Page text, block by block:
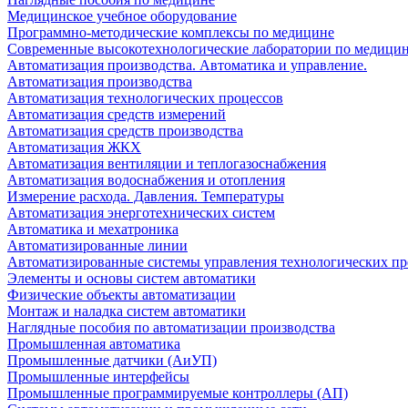
Медицинское учебное оборудование
Программно-методические комплексы по медицине
Современные высокотехнологические лаборатории по
Автоматизация производства. Автоматика и управление.
Автоматизация производства
Автоматизация технологических процессов
Автоматизация средств измерений
Автоматизация средств производства
Автоматизация ЖКХ
Автоматизация вентиляции и теплогазоснабжения
Автоматизация водоснабжения и отопления
Измерение расхода. Давления. Температуры
Автоматизация энерготехнических систем
Автоматика и мехатроника
Автоматизированные линии
Автоматизированные системы управления технологических
Элементы и основы систем автоматики
Физические объекты автоматизации
Монтаж и наладка систем автоматики
Наглядные пособия по автоматизации производства
Промышленная автоматика
Промышленные датчики (АиУП)
Промышленные интерфейсы
Промышленные программируемые контроллеры (АП)